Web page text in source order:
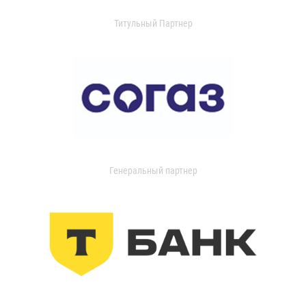
Титульный Партнер
Генеральный партнер